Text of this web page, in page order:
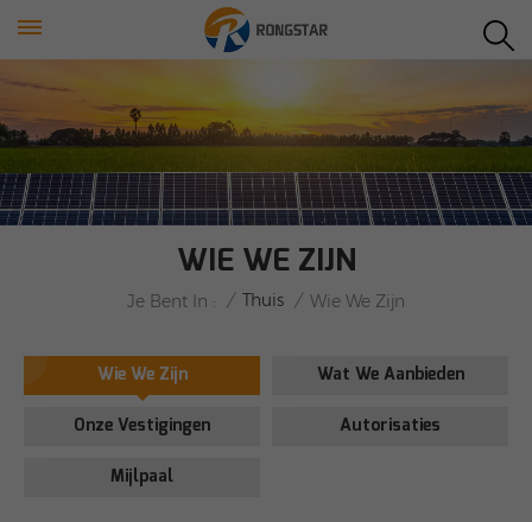
WIE WE ZIJN
Je Bent In : / Thuis / Wie We Zijn
Wie We Zijn Wat We Aanbieden
Onze Vestigingen Autorisaties
Mijlpaal